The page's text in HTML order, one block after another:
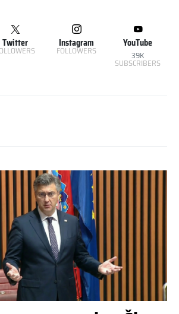
Twitter Instagram
FOLLOWERS
YouTube
39K
SUBSCRIBERS